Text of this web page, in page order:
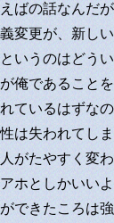
ばの話なんだ
変更が、新し
いうのはどう
俺であること
ているはずな
は失われてし
がたやすく変
ホとしかいい
できたころは